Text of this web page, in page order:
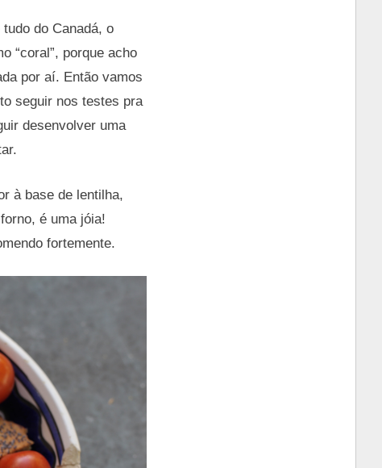
do Canadá, o
“coral”, porque acho
por aí. Então vamos
seguir nos testes pra
desenvolver uma
à base de lentilha,
é uma jóia!
fortemente.